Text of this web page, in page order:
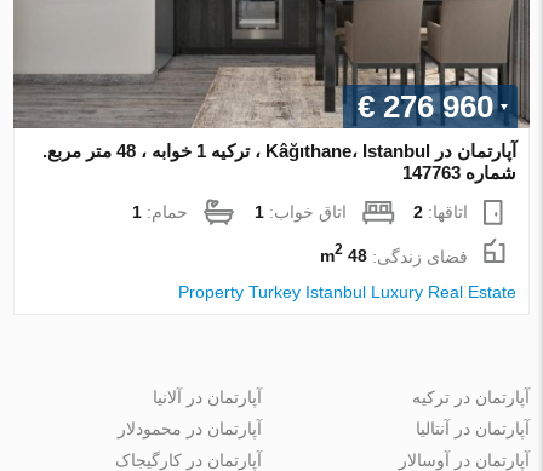
€ 276 960
آپارتمان در Kâğıthane، Istanbul ، ترکیه 1 خوابه ، 48 متر مربع.
شماره 147763
اتاقها:2 اتاق خواب:1 حمام:1
فضای زندگی:48 m
2
Property Turkey Istanbul Luxury Real Estate
آپارتمان در ترکیه
آپارتمان در آنتالیا
آپارتمان در آوسالار
آپارتمان در آلانیا
آپارتمان در محمودلار
آپارتمان در کارگیجاک